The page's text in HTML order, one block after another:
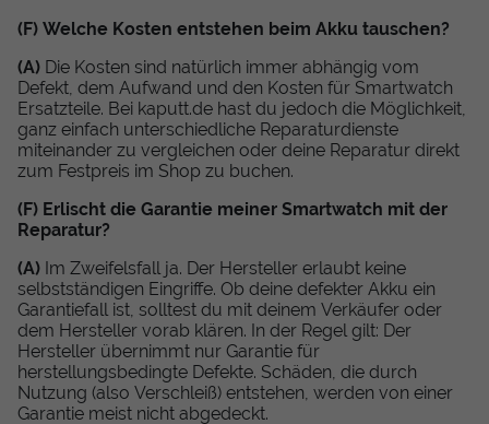
(F) Welche Kosten entstehen beim Akku tauschen?
(A) Die Kosten sind natürlich immer abhängig vom
Defekt, dem Aufwand und den Kosten für Smartwatch
Ersatzteile. Bei kaputt.de hast du jedoch die Möglichkeit,
ganz einfach unterschiedliche Reparaturdienste
miteinander zu vergleichen oder deine Reparatur direkt
zum Festpreis im Shop zu buchen.
(F) Erlischt die Garantie meiner Smartwatch mit der
Reparatur?
(A) Im Zweifelsfall ja. Der Hersteller erlaubt keine
selbstständigen Eingriffe. Ob deine defekter Akku ein
Garantiefall ist, solltest du mit deinem Verkäufer oder
dem Hersteller vorab klären. In der Regel gilt: Der
Hersteller übernimmt nur Garantie für
herstellungsbedingte Defekte. Schäden, die durch
Nutzung (also Verschleiß) entstehen, werden von einer
Garantie meist nicht abgedeckt.